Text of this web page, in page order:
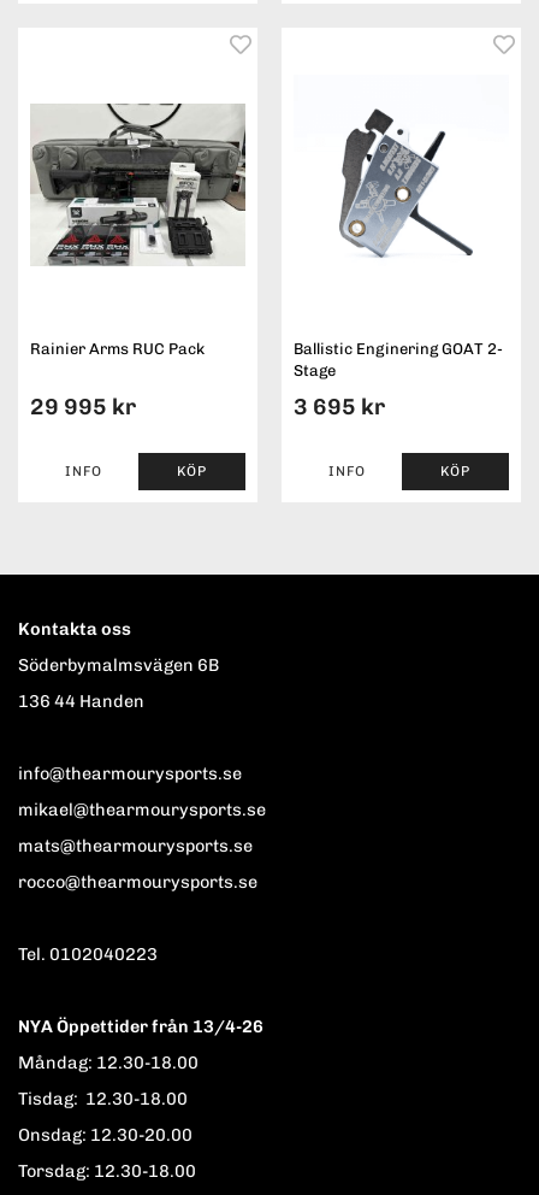
Rainier Arms RUC Pack
29 995 kr
INFO KÖP
Ballistic Enginering GOAT 2-
Stage
3 695 kr
INFO KÖP
Kontakta oss
Söderbymalmsvägen 6B
136 44 Handen
info@thearmourysports.se
mikael@thearmourysports.se
mats@thearmourysports.se
rocco@thearmourysports.se
Tel. 0102040223
NYA Öppettider från 13/4-26
Måndag: 12.30-18.00
Tisdag: 12.30-18.00
Onsdag: 12.30-20.00
Torsdag: 12.30-18.00